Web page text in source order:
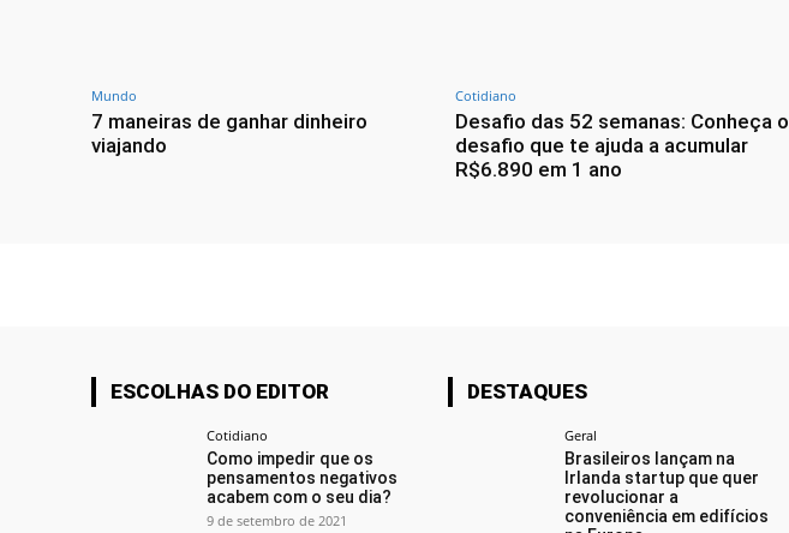
Mundo
7 maneiras de ganhar dinheiro
viajando
Cotidiano
Desafio das 52 semanas: Conheça o
desafio que te ajuda a acumular
R$6.890 em 1 ano
ESCOLHAS DO EDITOR
Cotidiano
Como impedir que os
pensamentos negativos
acabem com o seu dia?
9 de setembro de 2021
DESTAQUES
Geral
Brasileiros lançam na
Irlanda startup que quer
revolucionar a
conveniência em edifícios